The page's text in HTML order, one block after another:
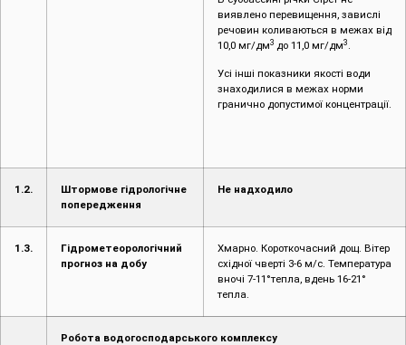
виявлено перевищення, завислі
речовин коливаються в межах від
10,0 мг/дм3 до 11,0 мг/дм3 .
Усі інші показники якості води
знаходилися в межах норми
гранично допустимої концентрації.
1.2.
Штормове гідрологічне
попередження
Не надходило
1.3.
Гідрометеорологічний
прогноз на добу
Хмарно. Короткочасний дощ. Вітер
східної чверті 3-6 м/с. Температура
вночі 7-11°тепла, вдень 16-21°
тепла.
Робота водогосподарського комплексу